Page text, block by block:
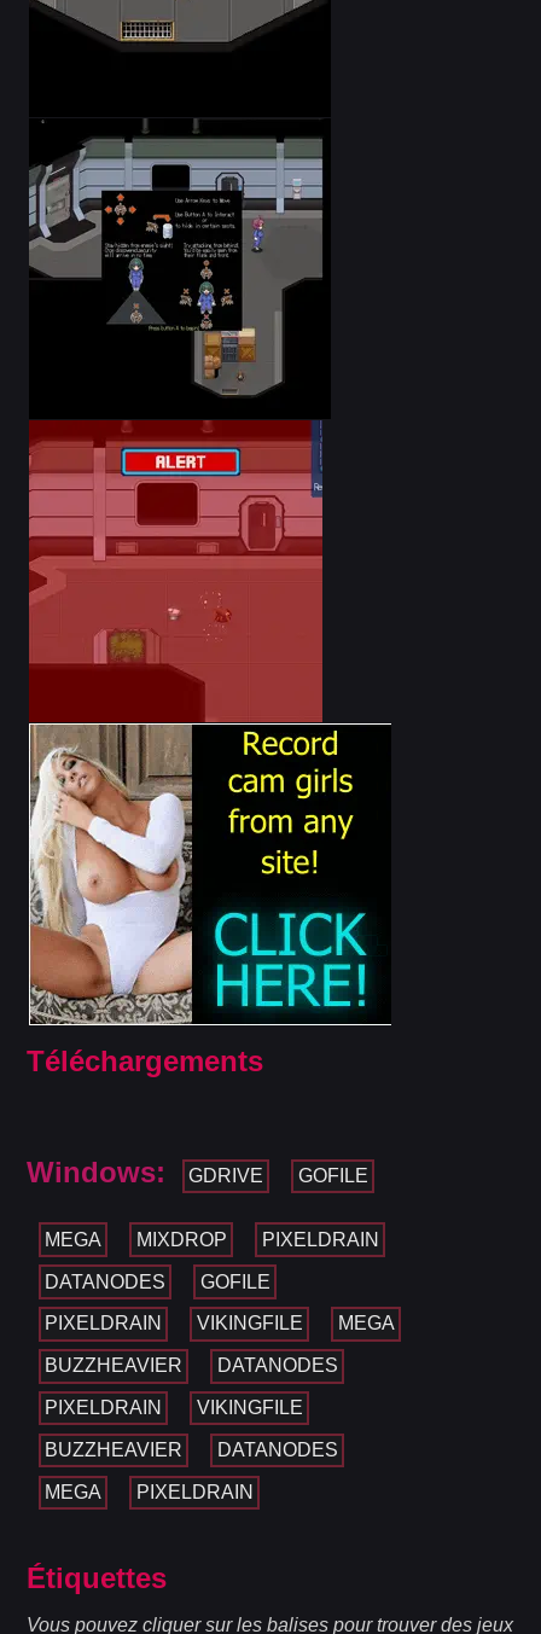
Téléchargements
Windows: GDRIVE GOFILE
MEGA MIXDROP PIXELDRAIN
DATANODES GOFILE
PIXELDRAIN VIKINGFILE MEGA
BUZZHEAVIER DATANODES
PIXELDRAIN VIKINGFILE
BUZZHEAVIER DATANODES
MEGA PIXELDRAIN
Étiquettes
Vous pouvez cliquer sur les balises pour trouver des jeux